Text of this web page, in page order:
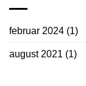
februar 2024 (1)
august 2021 (1)